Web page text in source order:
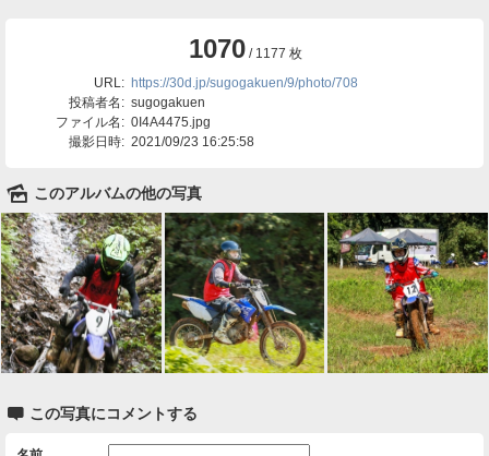
1070/ 1177 枚
URL: https://30d.jp/sugogakuen/9/photo/708
投稿者名: sugogakuen
ファイル名: 0I4A4475.jpg
撮影日時: 2021/09/23 16:25:58
🌄 このアルバムの他の写真
 この写真にコメントする